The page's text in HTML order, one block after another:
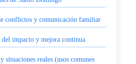
conflictos y comunicación familiar
impacto y mejora continua
situaciones reales (usos comunes